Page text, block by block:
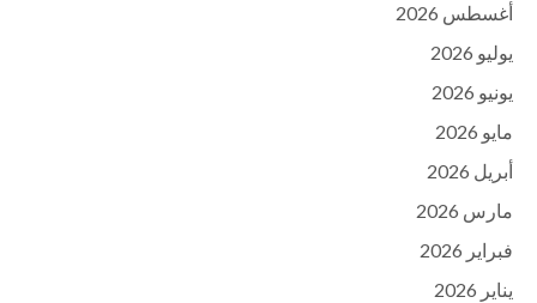
أغسطس 2026
يوليو 2026
يونيو 2026
مايو 2026
أبريل 2026
مارس 2026
فبراير 2026
يناير 2026